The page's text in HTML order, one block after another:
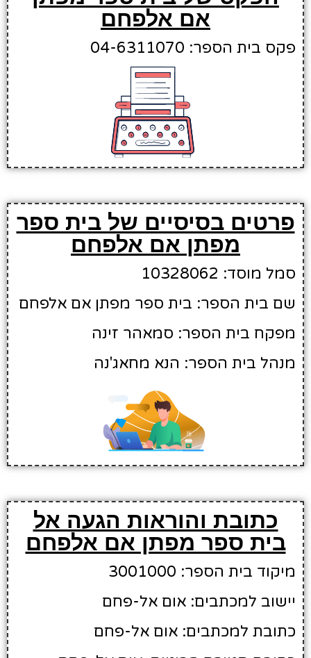
אם אלפחם
פקס בית הספר: 04-6311070
פרטים בסיסיים של בית ספר
מפתן אם אלפחם
סמל מוסד: 10328062
שם בית הספר: בית ספר מפתן אם אלפחם
מפקח בית הספר: סמאהר זינה
מנהל בית הספר: הנא מחאג'נה
כתובת והוראות הגעה אל
בית ספר מפתן אם אלפחם
מיקוד בית הספר: 3001000
יישוב למכתבים: אום אל-פחם
כתובת למכתבים: אום אל-פחם